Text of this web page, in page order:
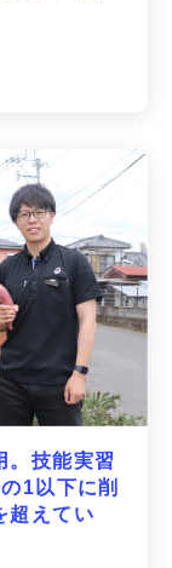
。技能実習
1以下に削
超えてい